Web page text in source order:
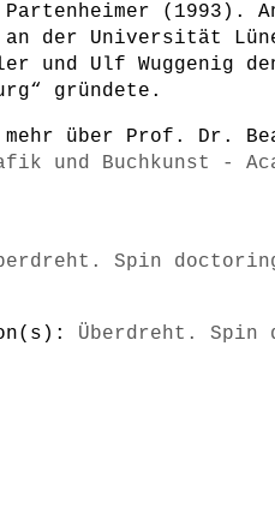
(1993).
der Universität
und Ulf Wuggenig
gründete.
über Prof. Dr.
und Buchkunst -
Spin
Überdreht.